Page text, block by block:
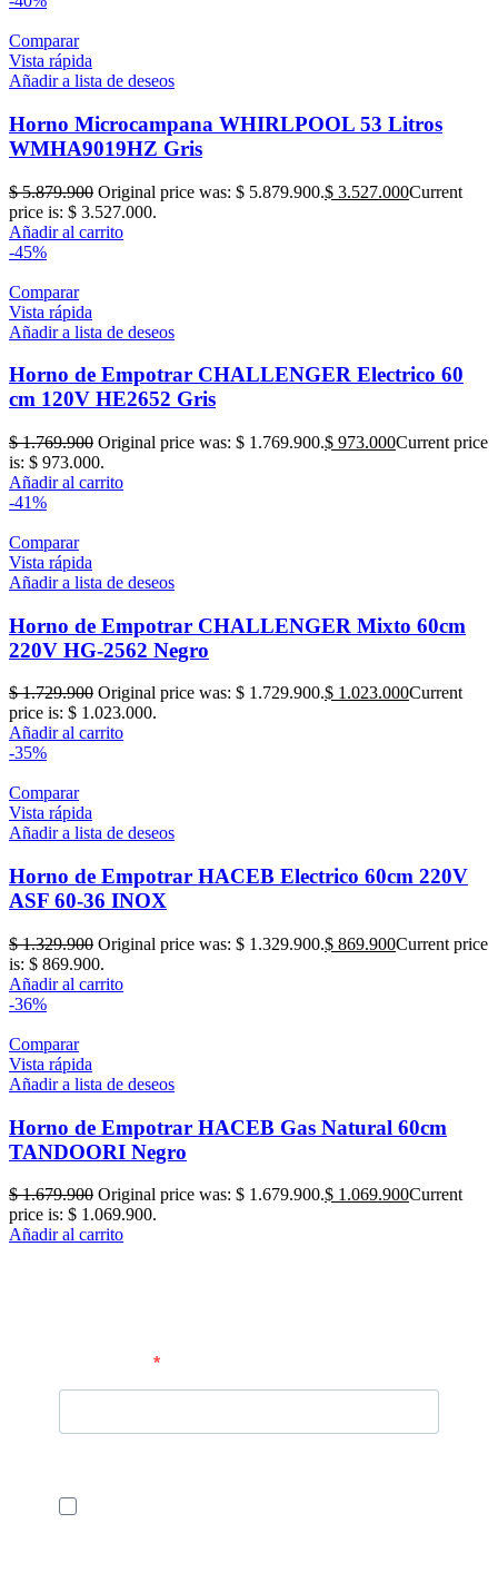
Comparar
Vista rápida
Añadir a lista de deseos
Horno Microcampana WHIRLPOOL 53 Litros
WMHA9019HZ Gris
$5.879.900 Original price was: $ 5.879.900.$ 3.527.000Current
price is: $ 3.527.000.
Añadir al carrito
-45%
Comparar
Vista rápida
Añadir a lista de deseos
Horno de Empotrar CHALLENGER Electrico 60
cm 120V HE2652 Gris
$1.769.900 Original price was: $ 1.769.900.$ 973.000Current price
is: $ 973.000.
Añadir al carrito
-41%
Comparar
Vista rápida
Añadir a lista de deseos
Horno de Empotrar CHALLENGER Mixto 60cm
220V HG-2562 Negro
$1.729.900 Original price was: $ 1.729.900.$ 1.023.000Current
price is: $ 1.023.000.
Añadir al carrito
-35%
Comparar
Vista rápida
Añadir a lista de deseos
Horno de Empotrar HACEB Electrico 60cm 220V
ASF 60-36 INOX
$1.329.900 Original price was: $ 1.329.900.$ 869.900Current price
is: $ 869.900.
Añadir al carrito
-36%
Comparar
Vista rápida
Añadir a lista de deseos
Horno de Empotrar HACEB Gas Natural 60cm
TANDOORI Negro
$1.679.900 Original price was: $ 1.679.900.$ 1.069.900Current
price is: $ 1.069.900.
Añadir al carrito